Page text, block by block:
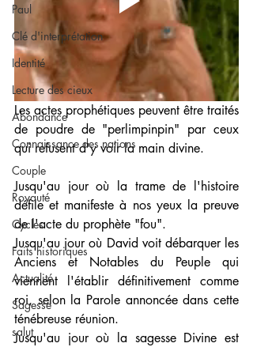
Paul
Clé d'interprétation
Identité
Lecture des cieux
Abondance
Connaissance des nations
Couple
Royauté
Cycles
Faits historiques
Actualité
Sagesse
salut
Les actes prophétiques peuvent être traités
de poudre de "perlimpinpin" par ceux
qui refusent d'y voir la main divine.
Jusqu'au jour où la trame de l'histoire
défile et manifeste à nos yeux la preuve
de l'acte du prophète "fou".
Jusqu'au jour où David voit débarquer les
Anciens et Notables du Peuple qui
viennent l'établir définitivement comme
roi, selon la Parole annoncée dans cette
ténébreuse réunion.
Jusqu'au jour où la sagesse Divine est